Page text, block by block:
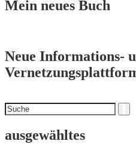
Mein neues Buch
Neue Informations-
Suchen
nach
ausgewähltes